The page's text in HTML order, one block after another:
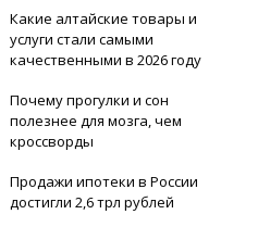
Какие алтайские товары и
услуги стали самыми
качественными в 2026 году
Почему прогулки и сон
полезнее для мозга, чем
кроссворды
Продажи ипотеки в России
достигли 2,6 трл рублей